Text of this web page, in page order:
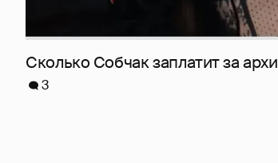
Сколько Собчак заплатит за
3